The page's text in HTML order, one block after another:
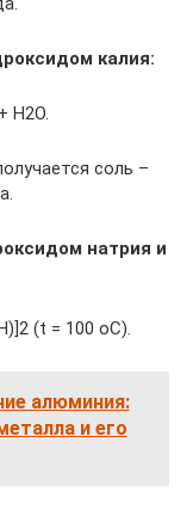
калия:
H2O.
соль –
натрия и
(t = 100 oC).
алюминия:
и его